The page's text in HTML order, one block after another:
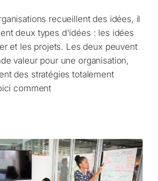
recueillent des idées, il
deux types d'idées : les idées
et les projets. Les deux peuvent
valeur pour une organisation,
des stratégies totalement
comment